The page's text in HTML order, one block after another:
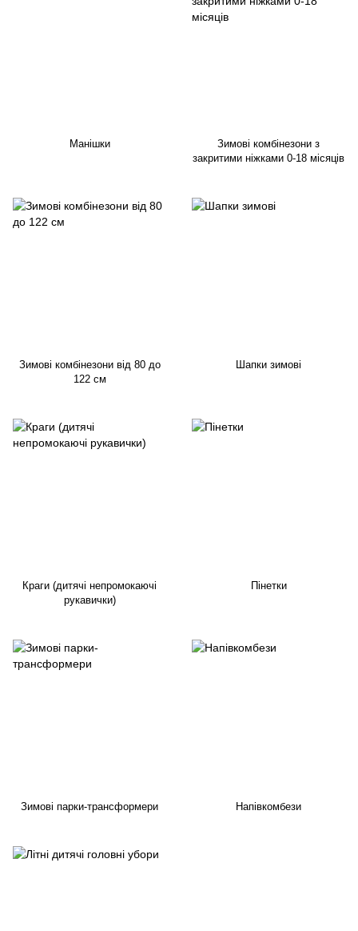
Манішки
Зимові комбінезони з
закритими ніжками 0-18 місяців
Зимові комбінезони від 80 до
122 см
Шапки зимові
Краги (дитячі непромокаючі
рукавички)
Пінетки
Зимові парки-трансформери Напівкомбези